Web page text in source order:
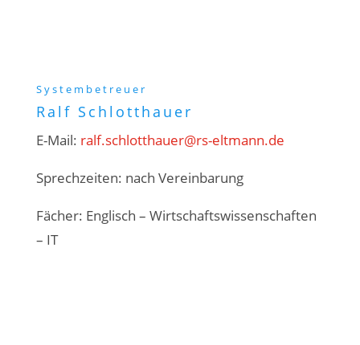
Systembetreuer
Ralf Schlotthauer
E-Mail: ralf.schlotthauer@rs-eltmann.de
Sprechzeiten: nach Vereinbarung
Fächer: Englisch – Wirtschaftswissenschaften
– IT